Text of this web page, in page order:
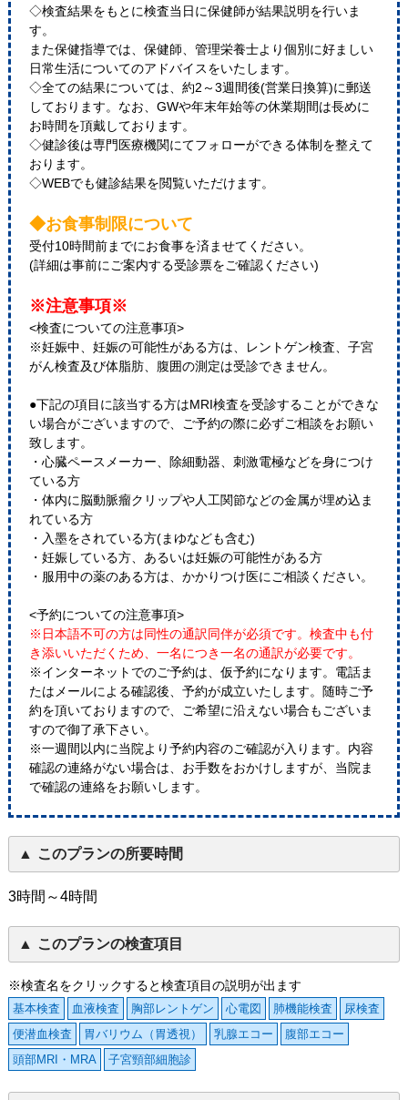
◇検査結果をもとに検査当日に保健師が結果説明を行いま
す。
また保健指導では、保健師、管理栄養士より個別に好ましい
日常生活についてのアドバイスをいたします。
◇全ての結果については、約2～3週間後(営業日換算)に郵送
しております。なお、GWや年末年始等の休業期間は長めに
お時間を頂戴しております。
◇健診後は専門医療機関にてフォローができる体制を整えて
おります。
◇WEBでも健診結果を閲覧いただけます。
◆お食事制限について
受付10時間前までにお食事を済ませてください。
(詳細は事前にご案内する受診票をご確認ください)
※注意事項※
<検査についての注意事項>
※妊娠中、妊娠の可能性がある方は、レントゲン検査、子宮
がん検査及び体脂肪、腹囲の測定は受診できません。
●下記の項目に該当する方はMRI検査を受診することができな
い場合がございますので、ご予約の際に必ずご相談をお願い
致します。
・心臓ペースメーカー、除細動器、刺激電極などを身につけ
ている方
・体内に脳動脈瘤クリップや人工関節などの金属が埋め込ま
れている方
・入墨をされている方(まゆなども含む)
・妊娠している方、あるいは妊娠の可能性がある方
・服用中の薬のある方は、かかりつけ医にご相談ください。
<予約についての注意事項>
※日本語不可の方は同性の通訳同伴が必須です。検査中も付
き添いいただくため、一名につき一名の通訳が必要です。
※インターネットでのご予約は、仮予約になります。電話ま
たはメールによる確認後、予約が成立いたします。随時ご予
約を頂いておりますので、ご希望に沿えない場合もございま
すので御了承下さい。
※一週間以内に当院より予約内容のご確認が入ります。内容
確認の連絡がない場合は、お手数をおかけしますが、当院ま
で確認の連絡をお願いします。
このプランの所要時間
3時間～4時間
このプランの検査項目
※検査名をクリックすると検査項目の説明が出ます
基本検査 血液検査 胸部レントゲン 心電図 肺機能検査
尿検査
便潜血検査
胃バリウム（胃透視） 乳腺エコー
腹部エコー
頭部MRI・MRA
子宮頸部細胞診